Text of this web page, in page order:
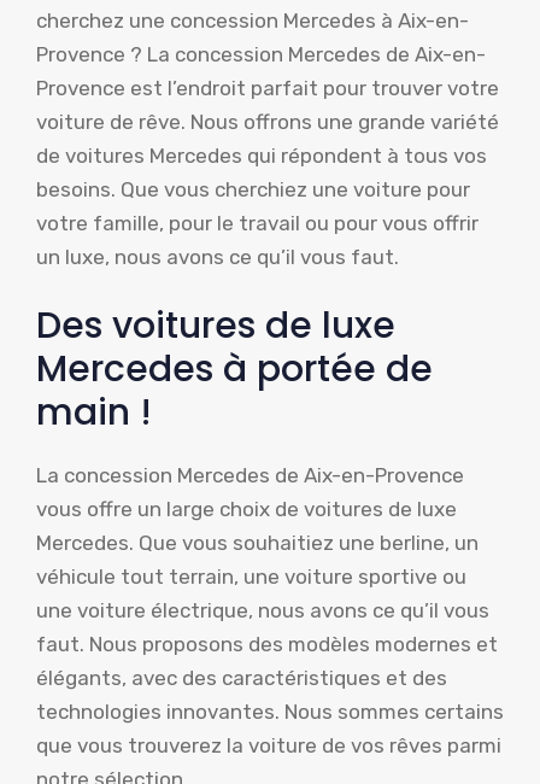
cherchez une concession Mercedes à Aix-en-
Provence ? La concession Mercedes de Aix-en-
Provence est l’endroit parfait pour trouver votre
voiture de rêve. Nous offrons une grande variété
de voitures Mercedes qui répondent à tous vos
besoins. Que vous cherchiez une voiture pour
votre famille, pour le travail ou pour vous offrir
un luxe, nous avons ce qu’il vous faut.
Des voitures de luxe
Mercedes à portée de
main !
La concession Mercedes de Aix-en-Provence
vous offre un large choix de voitures de luxe
Mercedes. Que vous souhaitiez une berline, un
véhicule tout terrain, une voiture sportive ou
une voiture électrique, nous avons ce qu’il vous
faut. Nous proposons des modèles modernes et
élégants, avec des caractéristiques et des
technologies innovantes. Nous sommes certains
que vous trouverez la voiture de vos rêves parmi